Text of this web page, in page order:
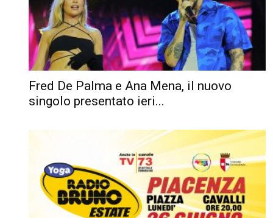
Fred De Palma e Ana Mena, il nuovo
singolo presentato ieri...